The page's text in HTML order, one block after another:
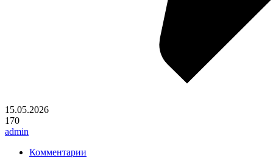
15.05.2026
170
admin
Комментарии